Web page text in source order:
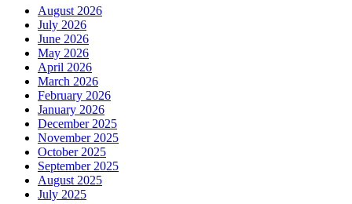
August 2026
July 2026
June 2026
May 2026
April 2026
March 2026
February 2026
January 2026
December 2025
November 2025
October 2025
September 2025
August 2025
July 2025